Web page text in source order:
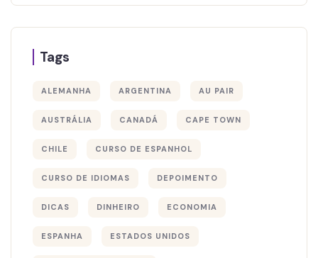
Tags
ALEMANHA ARGENTINA AU PAIR
AUSTRÁLIA CANADÁ CAPE TOWN
CHILE CURSO DE ESPANHOL
CURSO DE IDIOMAS DEPOIMENTO
DICAS DINHEIRO ECONOMIA
ESPANHA ESTADOS UNIDOS